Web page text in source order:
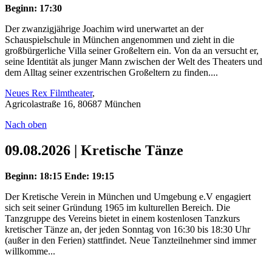
Beginn: 17:30
Der zwanzigjährige Joachim wird unerwartet an der
Schauspielschule in München angenommen und zieht in die
großbürgerliche Villa seiner Großeltern ein. Von da an versucht er,
seine Identität als junger Mann zwischen der Welt des Theaters und
dem Alltag seiner exzentrischen Großeltern zu finden....
Neues Rex Filmtheater,
Agricolastraße 16, 80687 München
Nach oben
09.08.2026 | Kretische Tänze
Beginn: 18:15 Ende: 19:15
Der Kretische Verein in München und Umgebung e.V engagiert
sich seit seiner Gründung 1965 im kulturellen Bereich. Die
Tanzgruppe des Vereins bietet in einem kostenlosen Tanzkurs
kretischer Tänze an, der jeden Sonntag von 16:30 bis 18:30 Uhr
(außer in den Ferien) stattfindet. Neue Tanzteilnehmer sind immer
willkomme...